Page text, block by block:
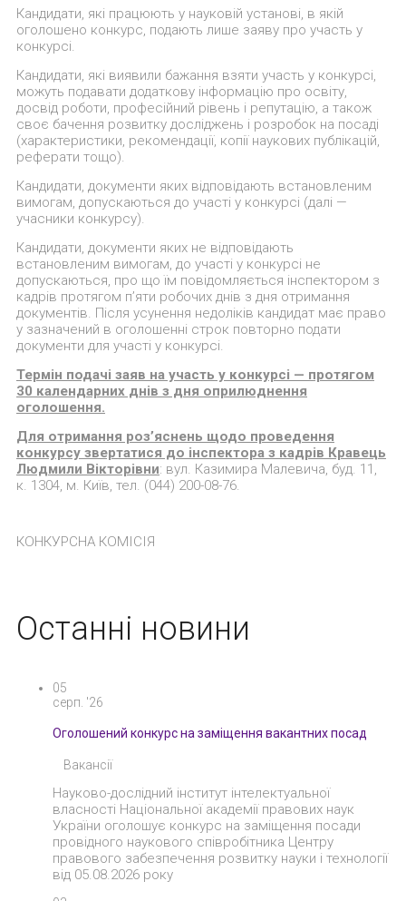
Кандидати, які працюють у науковій установі, в якій
оголошено конкурс, подають лише заяву про участь у
конкурсі.
Кандидати, які виявили бажання взяти участь у конкурсі,
можуть подавати додаткову інформацію про освіту,
досвід роботи, професійний рівень і репутацію, а також
своє бачення розвитку досліджень і розробок на посаді
(характеристики, рекомендації, копії наукових публікацій,
реферати тощо).
Кандидати, документи яких відповідають встановленим
вимогам, допускаються до участі у конкурсі (далі —
учасники конкурсу).
Кандидати, документи яких не відповідають
встановленим вимогам, до участі у конкурсі не
допускаються, про що їм повідомляється інспектором з
кадрів протягом п’яти робочих днів з дня отримання
документів. Після усунення недоліків кандидат має право
у зазначений в оголошенні строк повторно подати
документи для участі у конкурсі.
Термін подачі заяв на участь у конкурсі — протягом
30 календарних днів з дня оприлюднення
оголошення.
Для отримання роз’яснень щодо проведення
конкурсу звертатися до інспектора з кадрів Кравець
Людмили Вікторівни: вул. Казимира Малевича, буд. 11,
к. 1304, м. Київ, тел. (044) 200-08-76.
КОНКУРСНА КОМІСІЯ
Останні новини
05
серп. '26
Оголошений конкурс на заміщення вакантних посад
Вакансії
Науково-дослідний інститут інтелектуальної
власності Національної академії правових наук
України оголошує конкурс на заміщення посади
провідного наукового співробітника Центру
правового забезпечення розвитку науки і технології
від 05.08.2026 року